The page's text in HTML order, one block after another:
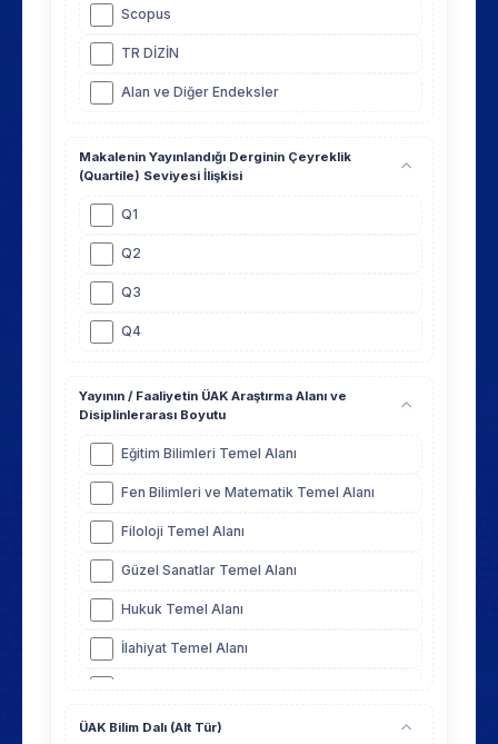
Scopus
TR DİZİN
Alan ve Diğer Endeksler
Endekste taranmıyor - Hakemsiz
Makalenin Yayınlandığı Derginin Çeyreklik
(Quartile) Seviyesi İlişkisi
Q1
Q2
Q3
Q4
Yayının / Faaliyetin ÜAK Araştırma Alanı ve
Disiplinlerarası Boyutu
Eğitim Bilimleri Temel Alanı
Fen Bilimleri ve Matematik Temel Alanı
Filoloji Temel Alanı
Güzel Sanatlar Temel Alanı
Hukuk Temel Alanı
İlahiyat Temel Alanı
Mühendislik Temel Alanı
ÜAK Bilim Dalı (Alt Tür)